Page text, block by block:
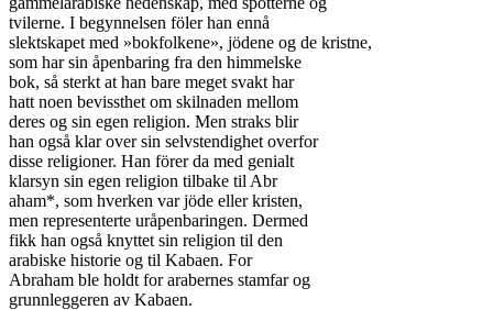
tvilerne. I begynnelsen föler han ennå
slektskapet med »bokfolkene», jödene og de kristne,
som har sin åpenbaring fra den himmelske
bok, så sterkt at han bare meget svakt har
hatt noen bevissthet om skilnaden mellom
deres og sin egen religion. Men straks blir
han også klar over sin selvstendighet overfor
disse religioner. Han förer da med genialt
klarsyn sin egen religion tilbake til Abr
aham*, som hverken var jöde eller kristen,
men representerte uråpenbaringen. Dermed
fikk han også knyttet sin religion til den
arabiske historie og til Kabaen. For
Abraham ble holdt for arabernes stamfar og
grunnleggeren av Kabaen.